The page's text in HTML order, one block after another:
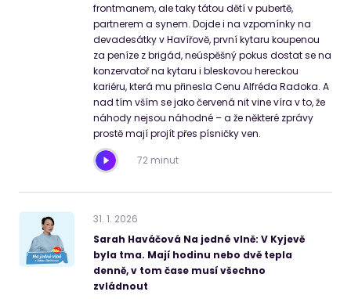
frontmanem, ale taky tátou dětí v pubertě,
partnerem a synem. Dojde i na vzpomínky na
devadesátky v Havířově, první kytaru koupenou
za peníze z brigád, neúspěšný pokus dostat se na
konzervatoř na kytaru i bleskovou hereckou
kariéru, která mu přinesla Cenu Alfréda Radoka. A
nad tím vším se jako červená nit vine víra v to, že
náhody nejsou náhodné – a že některé zprávy
prostě mají projít přes písničky ven.
72 minut
31. 1. 2026
Sarah Haváčová Na jedné vlně: V Kyjevě
byla tma. Mají hodinu nebo dvě tepla
denně, v tom čase musí všechno
zvládnout